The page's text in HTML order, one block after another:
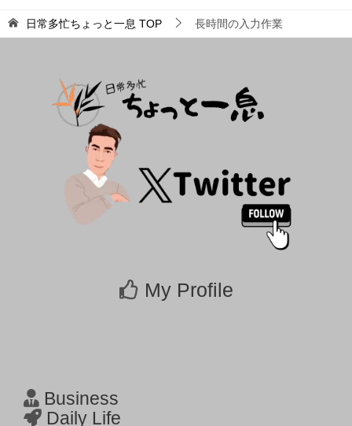
日常多忙ちょっと一息 TOP 長時間の入力作業
My Profile
Business
Daily Life